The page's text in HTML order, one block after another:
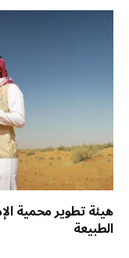
هيئة تطوير محمية
الطبيعة